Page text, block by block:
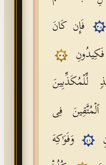
٣٨
فَإِن كَانَ
٣٩
لِّلۡمُكَذِّبِینَ
فِی
٤١
وَفَوَ ٰ⁠كِهَ